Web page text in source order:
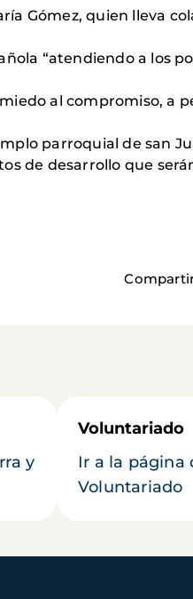
Gómez, quien lleva
“atendiendo a los
al compromiso, a
parroquial de san
de desarrollo que
y
Voluntariado
Ir a la página
Voluntariado